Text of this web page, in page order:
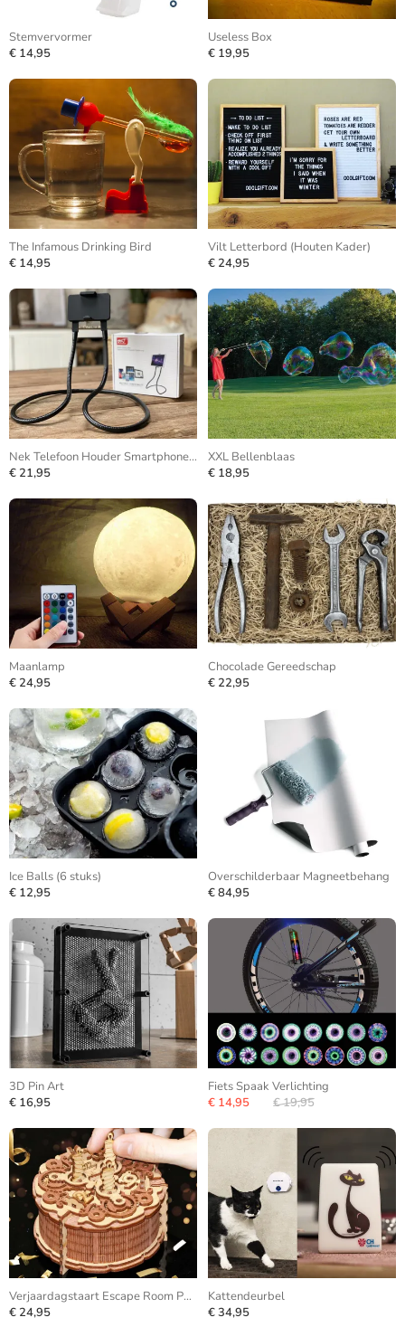
Stemvervormer
€ 14,95
Useless Box
€ 19,95
The Infamous Drinking Bird
€ 14,95
Vilt Letterbord (Houten Kader)
€ 24,95
Nek Telefoon Houder Smartphone Statief
€ 21,95
XXL Bellenblaas
€ 18,95
Maanlamp
€ 24,95
Chocolade Gereedschap
€ 22,95
Ice Balls (6 stuks)
€ 12,95
Overschilderbaar Magneetbehang
€ 84,95
3D Pin Art
€ 16,95
Fiets Spaak Verlichting
€ 14,95
€ 19,95
Verjaardagstaart Escape Room Puzzle Box
€ 24,95
Kattendeurbel
€ 34,95